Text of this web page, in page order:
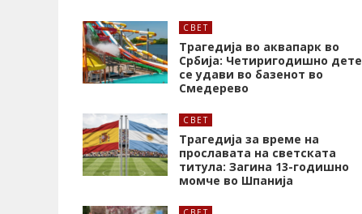
СВЕТ
Трагедија во аквапарк во
Србија: Четиригодишно дете
се удави во базенот во
Смедерево
СВЕТ
Трагедија за време на
прославата на светската
титула: Загина 13-годишно
момче во Шпанија